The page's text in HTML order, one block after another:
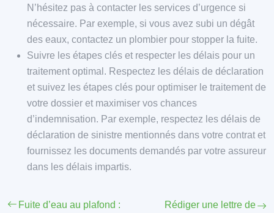
N’hésitez pas à contacter les services d’urgence si
nécessaire. Par exemple, si vous avez subi un dégât
des eaux, contactez un plombier pour stopper la fuite.
Suivre les étapes clés et respecter les délais pour un
traitement optimal. Respectez les délais de déclaration
et suivez les étapes clés pour optimiser le traitement de
votre dossier et maximiser vos chances
d’indemnisation. Par exemple, respectez les délais de
déclaration de sinistre mentionnés dans votre contrat et
fournissez les documents demandés par votre assureur
dans les délais impartis.
Fuite d’eau au plafond :
Rédiger une lettre de